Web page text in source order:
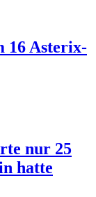
16 Asterix-
nur 25
hatte